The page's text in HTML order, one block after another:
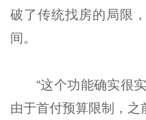
破了传统找房的局限
间。
“这个功能确实很
由于首付预算限制，